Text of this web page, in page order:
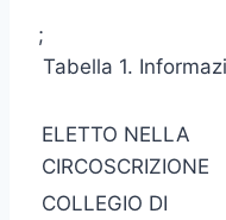
;
Tabella 1.
ELETTO NELLA
CIRCOSCRIZIONE
COLLEGIO DI